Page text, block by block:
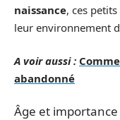
naissance, ces
leur environnement
A voir aussi :
abandonné
Âge et